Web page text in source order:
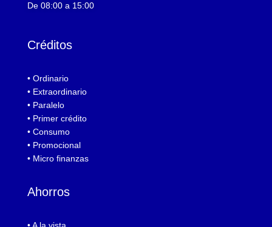
De 08:00 a 15:00
Créditos
• Ordinario
• Extraordinario
• Paralelo
• Primer crédito
• Consumo
• Promocional
• Micro finanzas
Ahorros